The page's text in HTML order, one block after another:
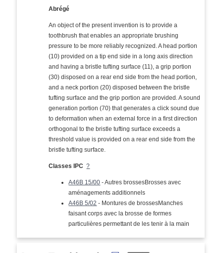
Abrégé
An object of the present invention is to provide a
toothbrush that enables an appropriate brushing
pressure to be more reliably recognized. A head portion
(10) provided on a tip end side in a long axis direction
and having a bristle tufting surface (11), a grip portion
(30) disposed on a rear end side from the head portion,
and a neck portion (20) disposed between the bristle
tufting surface and the grip portion are provided. A sound
generation portion (70) that generates a click sound due
to deformation when an external force in a first direction
orthogonal to the bristle tufting surface exceeds a
threshold value is provided on a rear end side from the
bristle tufting surface.
Classes IPC ?
A46B 15/00 - Autres brossesBrosses avec
aménagements additionnels
A46B 5/02 - Montures de brossesManches
faisant corps avec la brosse de formes
particulières permettant de les tenir à la main